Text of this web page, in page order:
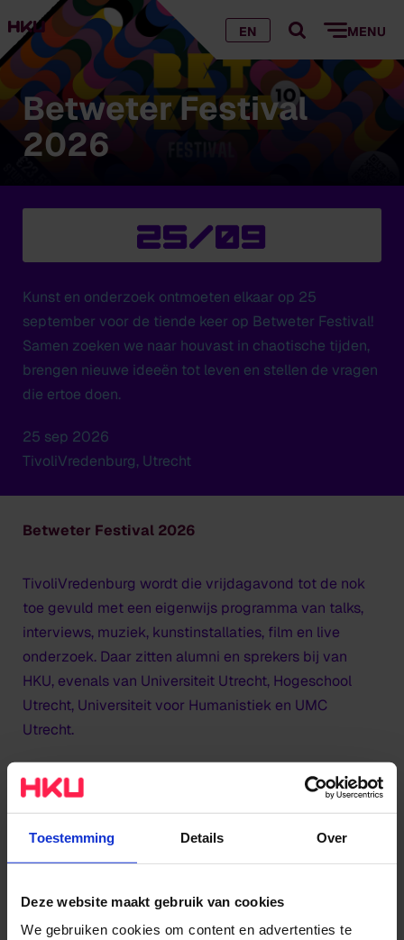
Toestemming Details Over
Deze website maakt gebruik van cookies
We gebruiken cookies om content en advertenties te
EN MENU
Betweter Festival
2026
25/09
Kunst en onderzoek ontmoeten elkaar op 25
september voor de tiende keer op Betweter Festival!
Samen zoeken we naar houvast in chaotische tijden,
brengen nieuwe ideeën tot leven en stellen de vragen
die ertoe doen.
25 sep 2026
TivoliVredenburg, Utrecht
Betweter Festival 2026
TivoliVredenburg wordt die vrijdagavond tot de nok
toe gevuld met een eigenwijs programma van talks,
interviews, muziek, kunstinstallaties, film en live
onderzoek. Daar zitten alumni en sprekers bij van
HKU, evenals van Universiteit Utrecht, Hogeschool
Utrecht, Universiteit voor Humanistiek en UMC
Utrecht.
Programma met klinkende namen
Inmiddels staan daar al klinkende namen op, zoals
expert Marcel Lubbers (over waarom we moeten
praten over de lastenkloof), mediawetenschapper